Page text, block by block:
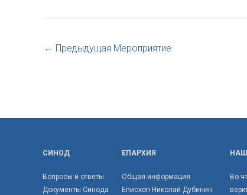
← Предыдущая Мероприятие
СИНОД
Вопросы и ответы
Документы Синода
ЕПАРХИЯ
Общая информация
Епископ Николай Дубинин
Во